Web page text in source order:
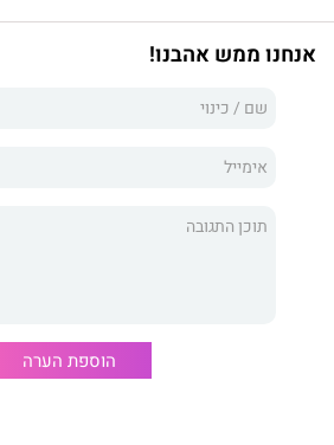
הדוב ות'יה יצטרכו להילחם, לא רק על
שלהם.
חסר חוק.
"במילה אחת: ממכר. בשתי מילים: פאקינג
אנחנו ממש אהבנו!
הוספת הערה